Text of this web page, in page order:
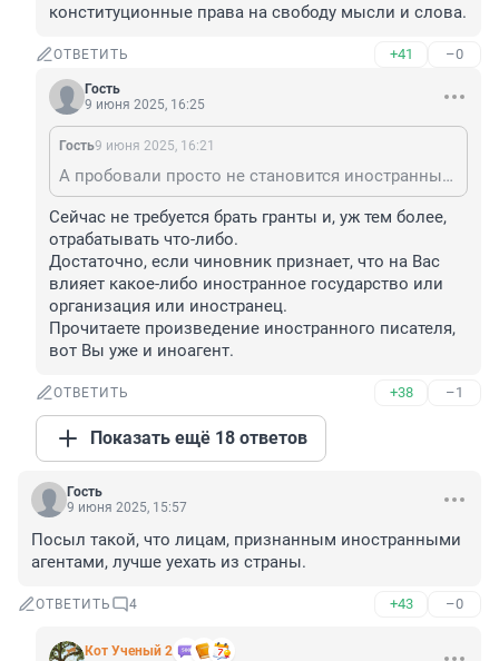
конституционные права на свободу мысли и слова.
ОТВЕТИТЬ +41 –0
Гость
9 июня 2025, 16:25
Гость9 июня 2025, 16:21
А пробовали просто не становится иностранным агентом? Не брать гранты, не отрабатывать повестку заказчика гранта?
Сейчас не требуется брать гранты и, уж тем более,
отрабатывать что-либо.
Достаточно, если чиновник признает, что на Вас
влияет какое-либо иностранное государство или
организация или иностранец.
Прочитаете произведение иностранного писателя,
вот Вы уже и иноагент.
ОТВЕТИТЬ +38 –1
Показать ещё 18 ответов
Гость
9 июня 2025, 15:57
Посыл такой, что лицам, признанным иностранными
агентами, лучше уехать из страны.
ОТВЕТИТЬ 4 +43 –0
Кот Ученый 2